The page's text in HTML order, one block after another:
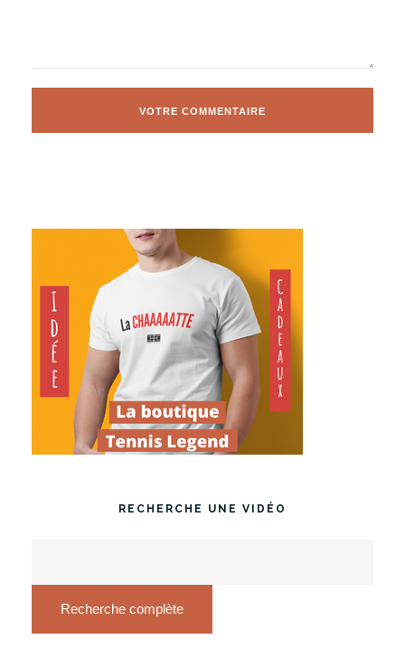
RECHERCHE UNE VIDÉO
Recherche complète